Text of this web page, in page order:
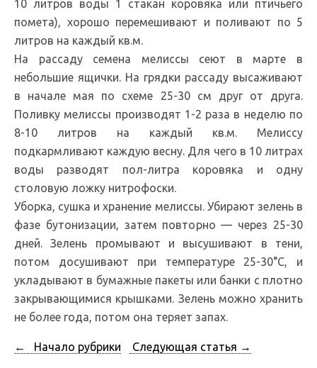
10 литров воды 1 стакан коровяка или птичьего
помета), хорошо перемешивают и поливают по 5
литров на каждый кв.м.
На рассаду семена мелиссы сеют в марте в
небольшие ящички. На грядки рассаду высаживают
в начале мая по схеме 25-30 см друг от друга.
Поливку мелиссы производят 1-2 раза в неделю по
8-10 литров на каждый кв.м. Мелиссу
подкармливают каждую весну. Для чего в 10 литрах
воды разводят пол-литра коровяка и одну
столовую ложку нитрофоски.
Уборка, сушка и хранение мелиссы. Убирают зелень в
фазе бутонизации, затем повторно — через 25-30
дней. Зелень промывают и высушивают в тени,
потом досушивают при температуре 25-30°С, и
укладывают в бумажные пакеты или банки с плотно
закрывающимися крышками. Зелень можно хранить
не более года, потом она теряет запах.
← Начало рубрики Следующая статья →